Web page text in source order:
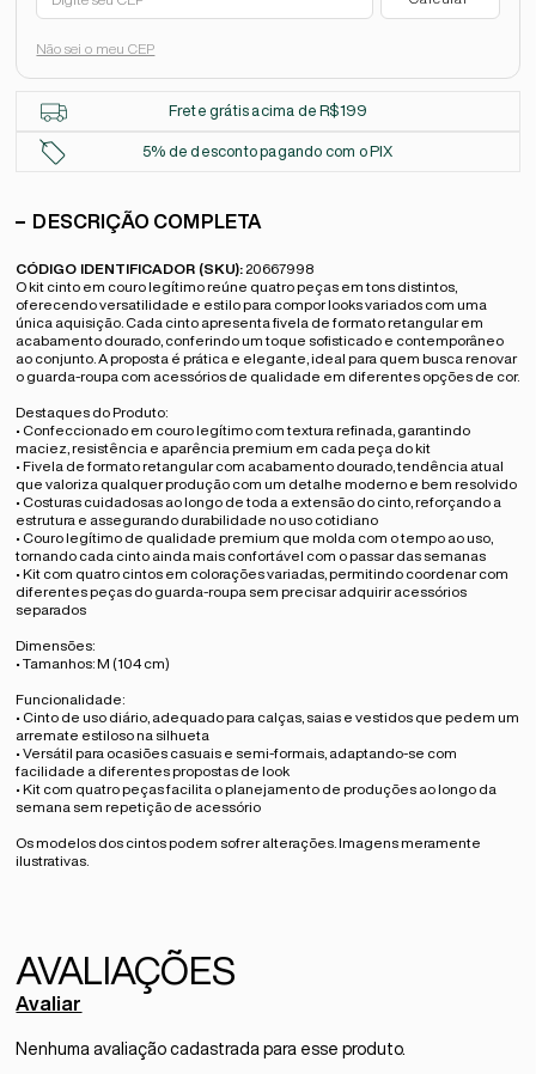
Não sei o meu CEP
Frete grátis acima de R$199
5% de desconto pagando com o PIX
DESCRIÇÃO COMPLETA
CÓDIGO IDENTIFICADOR (SKU): 20667998
O kit cinto em couro legítimo reúne quatro peças em tons distintos,
oferecendo versatilidade e estilo para compor looks variados com uma
única aquisição. Cada cinto apresenta fivela de formato retangular em
acabamento dourado, conferindo um toque sofisticado e contemporâneo
ao conjunto. A proposta é prática e elegante, ideal para quem busca renovar
o guarda-roupa com acessórios de qualidade em diferentes opções de cor.
Destaques do Produto:
• Confeccionado em couro legítimo com textura refinada, garantindo
maciez, resistência e aparência premium em cada peça do kit
• Fivela de formato retangular com acabamento dourado, tendência atual
que valoriza qualquer produção com um detalhe moderno e bem resolvido
• Costuras cuidadosas ao longo de toda a extensão do cinto, reforçando a
estrutura e assegurando durabilidade no uso cotidiano
• Couro legítimo de qualidade premium que molda com o tempo ao uso,
tornando cada cinto ainda mais confortável com o passar das semanas
• Kit com quatro cintos em colorações variadas, permitindo coordenar com
diferentes peças do guarda-roupa sem precisar adquirir acessórios
separados
Dimensões:
• Tamanhos: M (104 cm)
Funcionalidade:
• Cinto de uso diário, adequado para calças, saias e vestidos que pedem um
arremate estiloso na silhueta
• Versátil para ocasiões casuais e semi-formais, adaptando-se com
facilidade a diferentes propostas de look
• Kit com quatro peças facilita o planejamento de produções ao longo da
semana sem repetição de acessório
Os modelos dos cintos podem sofrer alterações. Imagens meramente
ilustrativas.
Avaliar
Nenhuma avaliação cadastrada para esse produto.